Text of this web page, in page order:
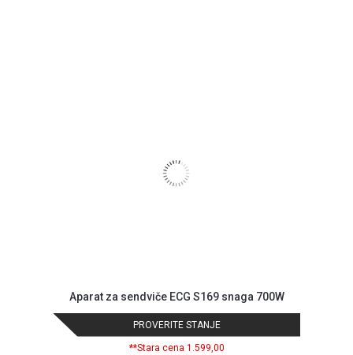
Aparat za sendviče ECG S169 snaga 700W
PROVERITE STANJE
**Stara cena 1.599,00